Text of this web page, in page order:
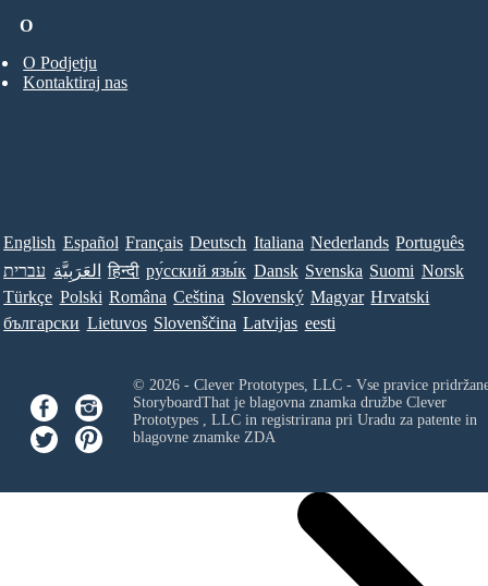
O
O Podjetju
Kontaktiraj nas
English Español Français Deutsch Italiana Nederlands Português
עברית العَرَبِيَّة हिन्दी ру́сский язы́к Dansk Svenska Suomi Norsk
Türkçe Polski Româna Ceština Slovenský Magyar Hrvatski
български Lietuvos Slovenščina Latvijas eesti
© 2026 - Clever Prototypes, LLC - Vse pravice
StoryboardThat je blagovna znamka družbe Clever
Prototypes , LLCin registrirana pri Uradu za patente in
blagovne znamke ZDA